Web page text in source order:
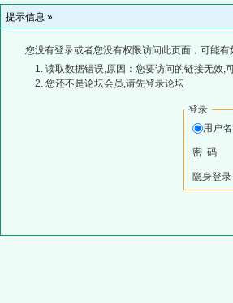
提示信息 »
您没有登录或者您没有权限访问此页面，可能有
读取数据错误,原因：您要访问的链接无效,
您还不是论坛会员,请先登录论坛
登录
用户
密 码
隐身登录